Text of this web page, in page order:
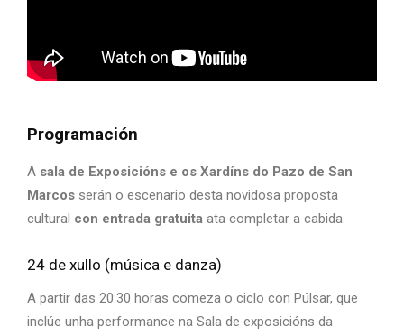
Programación
A sala de Exposicións e os Xardíns do Pazo de San
Marcos serán o escenario desta novidosa proposta
cultural con entrada gratuita ata completar a cabida.
24 de xullo (música e danza)
A partir das 20:30 horas comeza o ciclo con Púlsar, que
inclúe unha performance na Sala de exposicións da